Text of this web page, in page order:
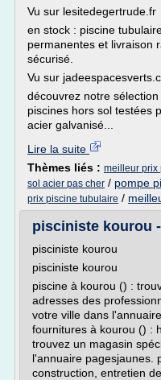
Vu sur lesitedegertrude.fr
en stock : piscine
permanentes et livraison
sécurisé.
Vu sur
découvrez notre
piscines hors sol testées
acier galvanisé...
Lire la suite
Thèmes liés : meilleur prix
sol acier pas cher / pompe
prix piscine tubulaire /
pisciniste kourou
pisciniste kourou
pisciniste kourou
piscine à kourou () :
adresses des
votre ville dans
fournitures à kourou () :
trouvez un magasin
l'annuaire pagesjaunes.
construction, entretien